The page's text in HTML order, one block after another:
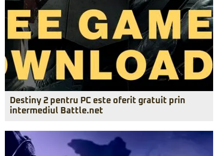
Destiny 2 pentru PC este oferit gratuit prin
intermediul Battle.net